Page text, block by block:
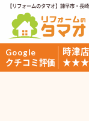
【リフォームのタマオ】諫早市・長
Google
クチコミ評価
時津店